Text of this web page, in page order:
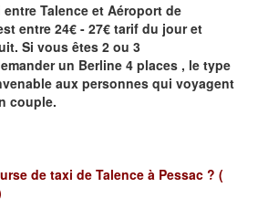
Talence et Aéroport de
entre 24€ - 27€ tarif du jour et
Si vous êtes 2 ou 3
un Berline 4 places , le type
aux personnes qui voyagent
couple.
de taxi de Talence à Pessac ? (